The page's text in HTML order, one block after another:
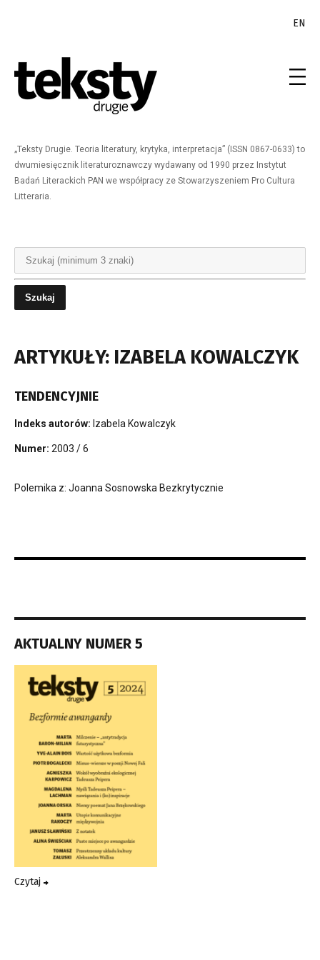
EN
„Teksty Drugie. Teoria literatury, krytyka, interpretacja” (ISSN 0867-0633) to
dwumiesięcznik literaturoznawczy wydawany od 1990 przez Instytut
Badań Literackich PAN we współpracy ze Stowarzyszeniem Pro Cultura
Litteraria.
ARTYKUŁY: IZABELA KOWALCZYK
TENDENCYJNIE
Indeks autorów: Izabela Kowalczyk
Numer: 2003 / 6
Polemika z: Joanna Sosnowska Bezkrytycznie
AKTUALNY NUMER 5
Czytaj